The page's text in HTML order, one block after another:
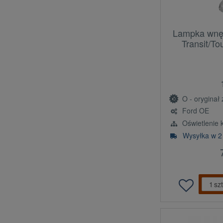
Lampka
Transit/
O - oryginał z
Ford OE
Oświetlenie
Wysyłka w